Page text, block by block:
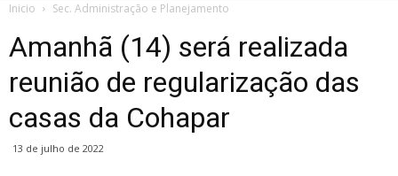
Inicio Sec. Administração e Planejamento
Amanhã (14) será realizada
reunião de regularização das
casas da Cohapar
13 de julho de 2022